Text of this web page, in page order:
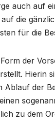
auch auf
die
für die
der
Hierin
Ablauf der
zu dem